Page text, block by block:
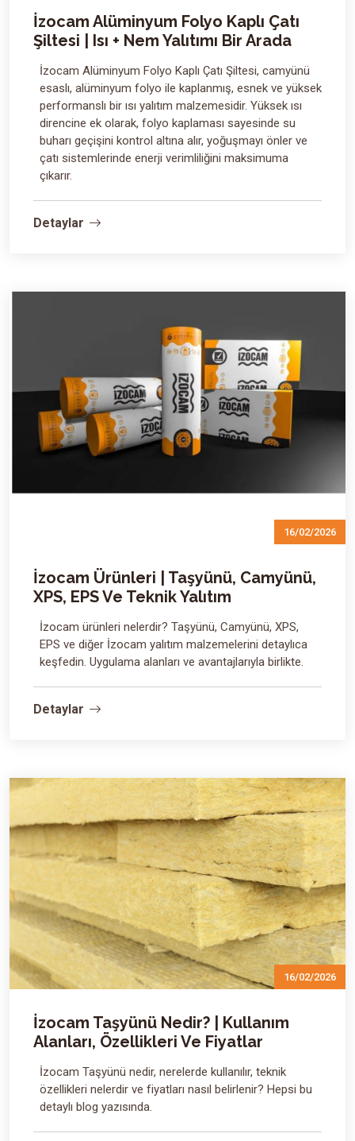
İzocam Alüminyum Folyo Kaplı Çatı
Şiltesi | Isı + Nem Yalıtımı Bir Arada
İzocam Alüminyum Folyo Kaplı Çatı Şiltesi, camyünü
esaslı, alüminyum folyo ile kaplanmış, esnek ve yüksek
performanslı bir ısı yalıtım malzemesidir. Yüksek ısı
direncine ek olarak, folyo kaplaması sayesinde su
buharı geçişini kontrol altına alır, yoğuşmayı önler ve
çatı sistemlerinde enerji verimliliğini maksimuma
çıkarır.
Detaylar
16/02/2026
İzocam Ürünleri | Taşyünü, Camyünü,
XPS, EPS Ve Teknik Yalıtım
İzocam ürünleri nelerdir? Taşyünü, Camyünü, XPS,
EPS ve diğer İzocam yalıtım malzemelerini detaylıca
keşfedin. Uygulama alanları ve avantajlarıyla birlikte.
Detaylar
16/02/2026
İzocam Taşyünü Nedir? | Kullanım
Alanları, Özellikleri Ve Fiyatlar
İzocam Taşyünü nedir, nerelerde kullanılır, teknik
özellikleri nelerdir ve fiyatları nasıl belirlenir? Hepsi bu
detaylı blog yazısında.